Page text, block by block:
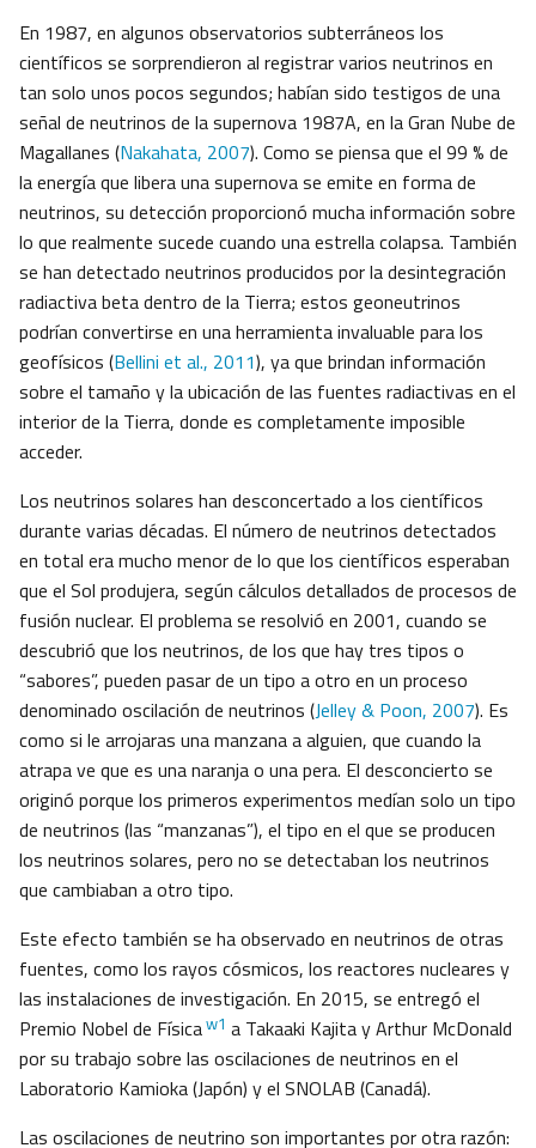
En 1987, en algunos observatorios subterráneos los
científicos se sorprendieron al registrar varios neutrinos en
tan solo unos pocos segundos; habían sido testigos de una
señal de neutrinos de la supernova 1987A, en la Gran Nube de
Magallanes (Nakahata, 2007). Como se piensa que el 99 % de
la energía que libera una supernova se emite en forma de
neutrinos, su detección proporcionó mucha información sobre
lo que realmente sucede cuando una estrella colapsa. También
se han detectado neutrinos producidos por la desintegración
radiactiva beta dentro de la Tierra; estos geoneutrinos
podrían convertirse en una herramienta invaluable para los
geofísicos (Bellini et al., 2011), ya que brindan información
sobre el tamaño y la ubicación de las fuentes radiactivas en el
interior de la Tierra, donde es completamente imposible
acceder.
Los neutrinos solares han desconcertado a los científicos
durante varias décadas. El número de neutrinos detectados
en total era mucho menor de lo que los científicos esperaban
que el Sol produjera, según cálculos detallados de procesos de
fusión nuclear. El problema se resolvió en 2001, cuando se
descubrió que los neutrinos, de los que hay tres tipos o
“sabores”, pueden pasar de un tipo a otro en un proceso
denominado oscilación de neutrinos (Jelley & Poon, 2007). Es
como si le arrojaras una manzana a alguien, que cuando la
atrapa ve que es una naranja o una pera. El desconcierto se
originó porque los primeros experimentos medían solo un tipo
de neutrinos (las “manzanas”), el tipo en el que se producen
los neutrinos solares, pero no se detectaban los neutrinos
que cambiaban a otro tipo.
Este efecto también se ha observado en neutrinos de otras
fuentes, como los rayos cósmicos, los reactores nucleares y
las instalaciones de investigación. En 2015, se entregó el
Premio Nobel de Físicaw1 a Takaaki Kajita y Arthur McDonald
por su trabajo sobre las oscilaciones de neutrinos en el
Laboratorio Kamioka (Japón) y el SNOLAB (Canadá).
Las oscilaciones de neutrino son importantes por otra razón: